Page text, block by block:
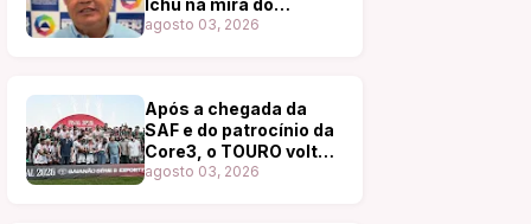
Ministério Público da
agosto 03, 2026
Após a chegada da
SAF e do patrocínio da
Core3, o TOURO volta à
elite do futebol baiano.
agosto 03, 2026